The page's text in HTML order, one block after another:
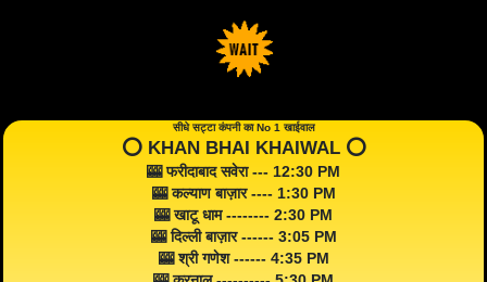
सीधे सट्टा कंपनी का No 1 खाईवाल
⭕️ KHAN BHAI KHAIWAL ⭕️
🎰 फरीदाबाद सवेरा --- 12:30 PM
🎰 कल्याण बाज़ार ---- 1:30 PM
🎰 खाटू धाम -------- 2:30 PM
🎰 दिल्ली बाज़ार ------ 3:05 PM
🎰 श्री गणेश ------ 4:35 PM